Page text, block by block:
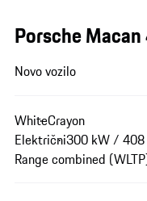
Porsche Macan
Novo vozilo
WhiteCrayon
Električni300 kW / 408
Range combined